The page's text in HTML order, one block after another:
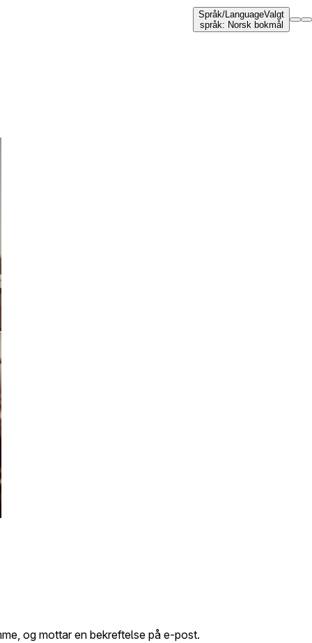
Språk/LanguageValgt
språk: Norsk bokmål
og mottar en bekreftelse på e-post.